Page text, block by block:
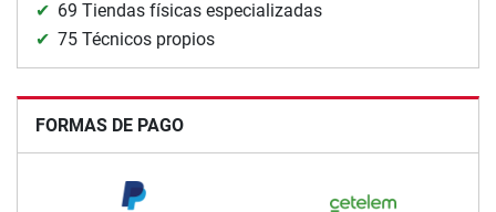
69 Tiendas físicas especializadas
75 Técnicos propios
FORMAS DE PAGO